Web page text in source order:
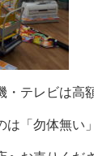
テレビは高
「勿体無い」